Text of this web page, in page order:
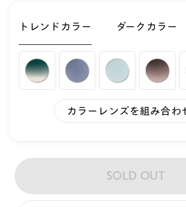
トレンドカラー ダークカラー
カラーレンズを組み合わ
SOLD OUT